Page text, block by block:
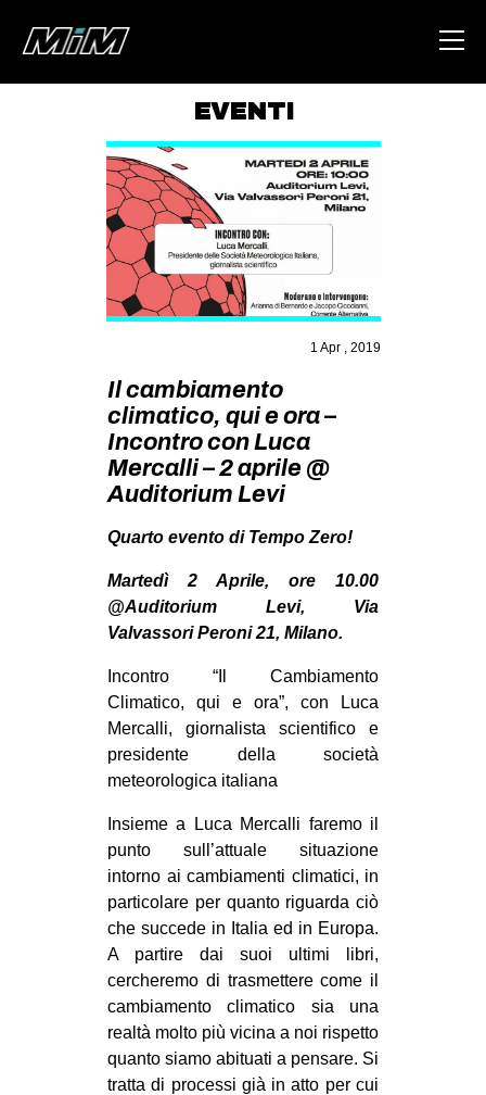
ABOUT
AREA
DEGENERAZIONE
GAZA FREESTYLE
MSM
STUDENTI TSUNAMI
ZAM
MILANO
MOBILITAZIONI
SPAZI
SPORT POPOLARE
AMBIENTE
ANTIFASCISMO
DIRITTO ALL’ABITARE
MIGRAZIONI
PRECARIATO
REPRESSIONE
STUDENTI
ARTE
CINEMA
EVENTI
1 Apr , 2019
Il cambiamento
climatico, qui e ora –
Incontro con Luca
Mercalli – 2 aprile @
Auditorium Levi
Quarto evento di Tempo Zero!
Martedì 2 Aprile, ore 10.00
@Auditorium Levi, Via
Valvassori Peroni 21, Milano.
Incontro “Il Cambiamento
Climatico, qui e ora”, con Luca
Mercalli, giornalista scientifico e
presidente della società
meteorologica italiana
Insieme a Luca Mercalli faremo il
punto sull’attuale situazione
intorno ai cambiamenti climatici, in
particolare per quanto riguarda ciò
che succede in Italia ed in Europa.
A partire dai suoi ultimi libri,
cercheremo di trasmettere come il
cambiamento climatico sia una
realtà molto più vicina a noi rispetto
quanto siamo abituati a pensare. Si
tratta di processi già in atto per cui